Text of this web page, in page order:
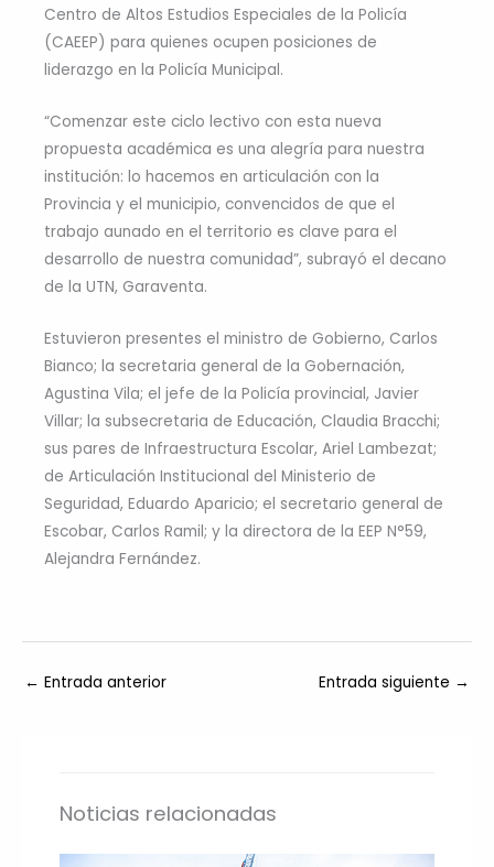
Centro de Altos Estudios Especiales de la Policía
(CAEEP) para quienes ocupen posiciones de
liderazgo en la Policía Municipal.
“Comenzar este ciclo lectivo con esta nueva
propuesta académica es una alegría para nuestra
institución: lo hacemos en articulación con la
Provincia y el municipio, convencidos de que el
trabajo aunado en el territorio es clave para el
desarrollo de nuestra comunidad”, subrayó el decano
de la UTN, Garaventa.
Estuvieron presentes el ministro de Gobierno, Carlos
Bianco; la secretaria general de la Gobernación,
Agustina Vila; el jefe de la Policía provincial, Javier
Villar; la subsecretaria de Educación, Claudia Bracchi;
sus pares de Infraestructura Escolar, Ariel Lambezat;
de Articulación Institucional del Ministerio de
Seguridad, Eduardo Aparicio; el secretario general de
Escobar, Carlos Ramil; y la directora de la EEP N°59,
Alejandra Fernández.
← Entrada anterior Entrada siguiente →
Noticias relacionadas